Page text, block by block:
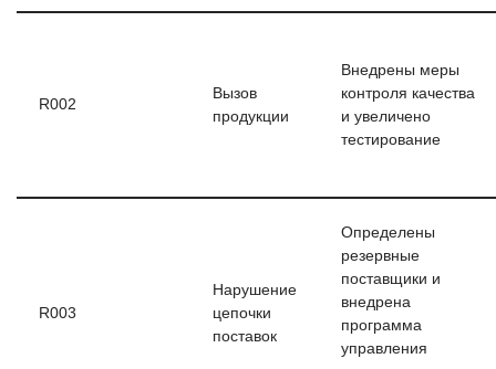
R002
Вызов
продукции
Внедрены меры
контроля качества
и увеличено
тестирование
R003
Нарушение
цепочки
поставок
Определены
резервные
поставщики и
внедрена
программа
управления